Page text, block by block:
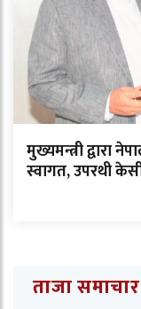
मुख्यमन्त्री द्वारा
स्वागत, उपरथी
ताजा समाचार